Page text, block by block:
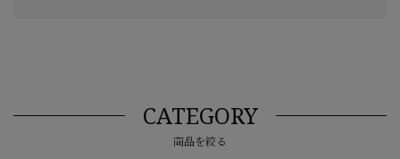
CATEGORY
商品を絞る